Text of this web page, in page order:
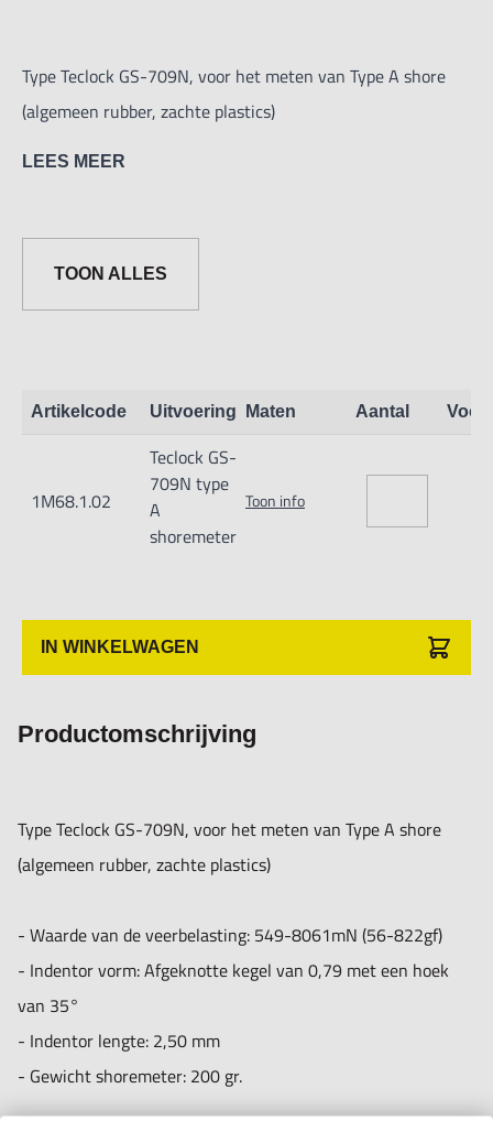
Type Teclock GS-709N, voor het meten van Type A shore
(algemeen rubber, zachte plastics)
- Indentor lengte: 2,50 mm
- Meetbereik van 0 - 100 graden.
- Conform standaard JIS K 7215 - ISO 868 - ASTM D 2240
LEES MEER
TOON ALLES
Artikelcode Uitvoering Maten Aantal
1M68.1.02
Teclock GS-
709N type
A
shoremeter
Toon info
IN WINKELWAGEN
Productomschrijving
Type Teclock GS-709N, voor het meten van Type A shore
(algemeen rubber, zachte plastics)
- Waarde van de veerbelasting: 549-8061mN (56-822gf)
- Indentor vorm: Afgeknotte kegel van 0,79 met een hoek
van 35°
- Indentor lengte: 2,50 mm
- Gewicht shoremeter: 200 gr.